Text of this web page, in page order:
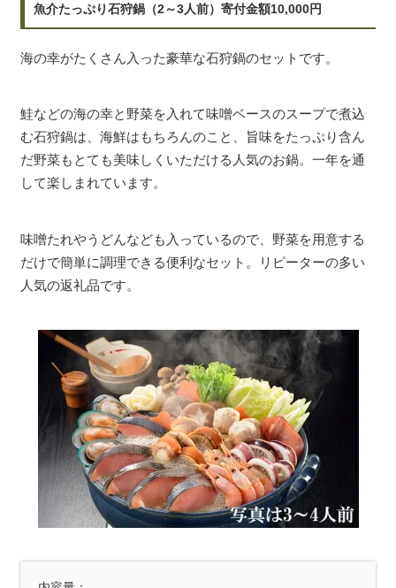
魚介たっぷり石狩鍋（2～3人前）寄付金額10,000円
海の幸がたくさん入った豪華な石狩鍋のセットです。
鮭などの海の幸と野菜を入れて味噌ベースのスープで煮込
む石狩鍋は、海鮮はもちろんのこと、旨味をたっぷり含ん
だ野菜もとても美味しくいただける人気のお鍋。一年を通
して楽しまれています。
味噌たれやうどんなども入っているので、野菜を用意する
だけで簡単に調理できる便利なセット。リピーターの多い
人気の返礼品です。